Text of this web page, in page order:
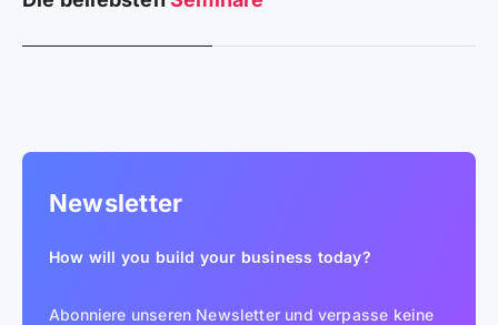
Newsletter
How will you build your business today?
Abonniere unseren Newsletter und verpasse keine